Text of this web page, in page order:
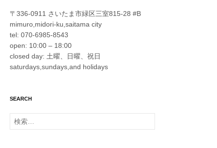
〒336-0911 さいたま市緑区三室815-28 #B
mimuro,midori-ku,saitama city
tel: 070-6985-8543
open: 10:00 – 18:00
closed day: 土曜、日曜、祝日
saturdays,sundays,and holidays
SEARCH
検
索: